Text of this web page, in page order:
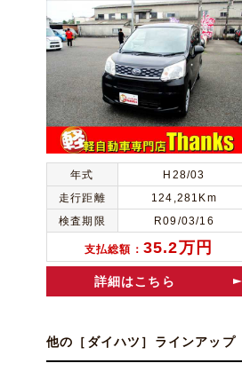
年式
H28/03
走行距離
124,281Km
検査期限
R09/03/16
支払総額： 35.2万円
詳細はこちら
他の［ダイハツ］ラインアップ